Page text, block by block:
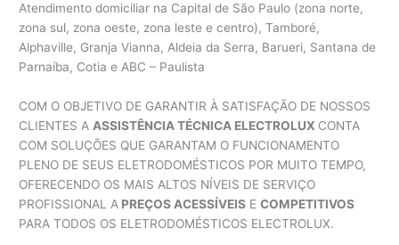
Atendimento domiciliar na Capital de São Paulo (zona norte,
zona sul, zona oeste, zona leste e centro), Tamboré,
Alphaville, Granja Vianna, Aldeia da Serra, Barueri, Santana de
Parnaíba, Cotia e ABC – Paulista
COM O OBJETIVO DE GARANTIR À SATISFAÇÃO DE NOSSOS
CLIENTES A ASSISTÊNCIA TÉCNICA ELECTROLUX CONTA
COM SOLUÇÕES QUE GARANTAM O FUNCIONAMENTO
PLENO DE SEUS ELETRODOMÉSTICOS POR MUITO TEMPO,
OFERECENDO OS MAIS ALTOS NÍVEIS DE SERVIÇO
PROFISSIONAL A PREÇOS ACESSÍVEIS ECOMPETITIVOS
PARA TODOS OS ELETRODOMÉSTICOS ELECTROLUX.